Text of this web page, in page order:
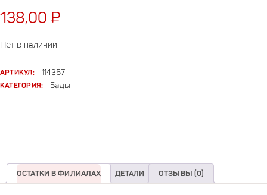
138,00 ₽
Нет в наличии
АРТИКУЛ:
114357
КАТЕГОРИЯ:
Бады
ОСТАТКИ В ФИЛИАЛАХ ДЕТАЛИ ОТЗЫВЫ (0)